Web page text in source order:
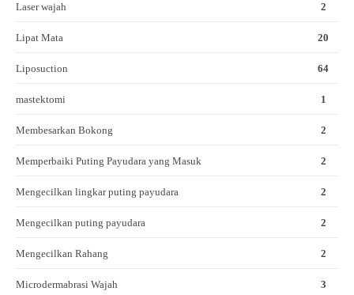
Laser wajah 2
Lipat Mata 20
Liposuction 64
mastektomi 1
Membesarkan Bokong 2
Memperbaiki Puting Payudara yang Masuk 2
Mengecilkan lingkar puting payudara 2
Mengecilkan puting payudara 2
Mengecilkan Rahang 2
Microdermabrasi Wajah 3